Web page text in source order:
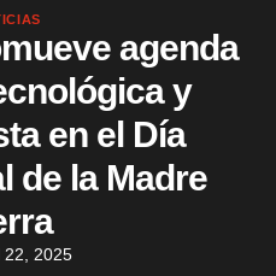
agenda
y
en el Día
de la Madre
22, 2025